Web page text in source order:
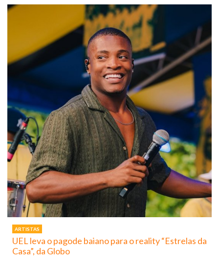
ARTISTAS
UEL leva o pagode baiano para o reality “Estrelas da
Casa”, da Globo